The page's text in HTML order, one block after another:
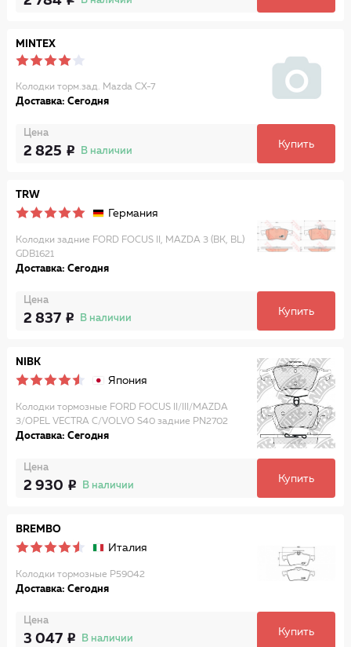
MINTEX
Колодки торм.зад. Mazda CX-7
Доставка: Сегодня
Цена
2 825 В наличии
Купить
TRW
Германия
Колодки задние FORD FOCUS II, MAZDA 3 (BK, BL)
GDB1621
Доставка: Сегодня
Цена
2 837 В наличии
Купить
NIBK
Япония
Колодки тормозные FORD FOCUS II/III/MAZDA
3/OPEL VECTRA C/VOLVO S40 задние PN2702
Доставка: Сегодня
Цена
2 930 В наличии
Купить
BREMBO
Италия
Колодки тормозные P59042
Доставка: Сегодня
Цена
3 047 В наличии
Купить